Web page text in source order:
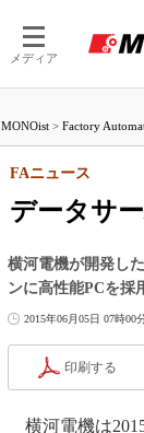
メディア
MONOist > Factory
データサ
FAニュース
横河電機が開発し
ンに高性能PCを採
2015年06月05日 07時00
印刷する
横河電機は